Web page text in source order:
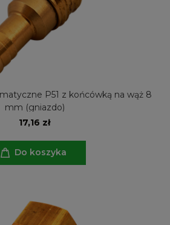
P51 z końcówką na wąż 8
mm (gniazdo)
17,16 zł
Do koszyka